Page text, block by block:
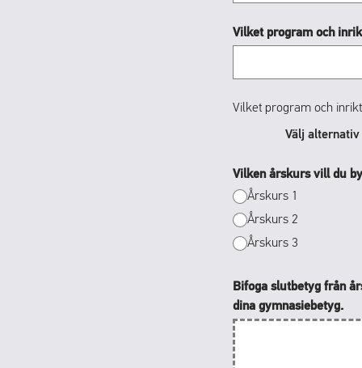
Vilket program och
Vilket program och
Välj alternativ
Vilken årskurs vill du
Årskurs 1
Årskurs 2
Årskurs 3
Bifoga slutbetyg från
dina gymnasiebetyg.